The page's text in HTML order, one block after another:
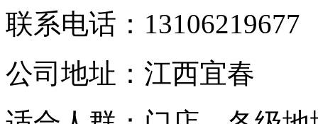
联系电话： 13106219677
公司地址： 江西宜春